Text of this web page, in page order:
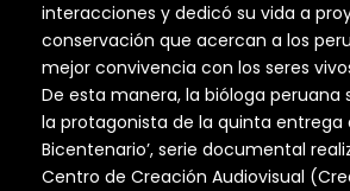
interacciones y dedicó su vida a
conservación que acercan a los
mejor convivencia con los seres
De esta manera, la bióloga peruana
la protagonista de la quinta entrega
Bicentenario’, serie documental
Centro de Creación Audiovisual